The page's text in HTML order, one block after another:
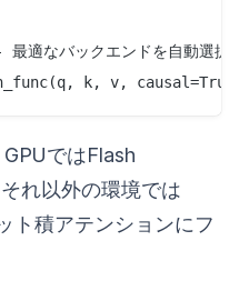
適なバックエンドを自動選択
ではFlash
れ以外の環境では
ト積アテンションにフ